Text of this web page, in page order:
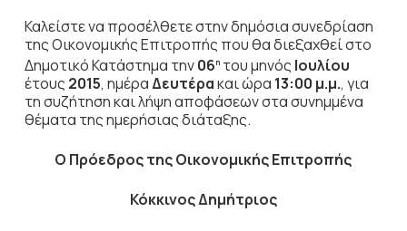
Καλείστε να προσέλθετε στην δημόσια συνεδρίαση
της Οικονομικής Επιτροπής που θα διεξαχθεί στο
Δημοτικό Κατάστημα την06ητου μηνός Ιουλίου
έτους 2015, ημέραΔευτέρακαι ώρα 13:00 μ.μ., για
τη συζήτησηκαι λήψη αποφάσεων στα συνημμένα
θέματα της ημερήσιας διάταξης.
Ο Πρόεδροςτης Οικονομικής Επιτροπής
Κόκκινος Δημήτριος